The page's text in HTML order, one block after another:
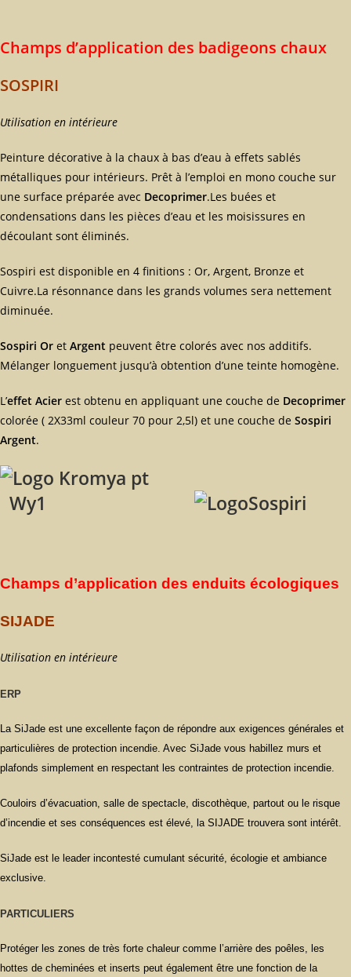
Champs d’application des badigeons chaux
SOSPIRI
Utilisation en intérieure
Peinture décorative à la chaux à bas d’eau à effets sablés
métalliques pour intérieurs. Prêt à l’emploi en mono couche sur
une surface préparée avec Decoprimer.Les buées et
condensations dans les pièces d’eau et les moisissures en
découlant sont éliminés.
Sospiri est disponible en 4 finitions : Or, Argent, Bronze et
Cuivre.La résonnance dans les grands volumes sera nettement
diminuée.
Sospiri Or et Argent peuvent être colorés avec nos additifs.
Mélanger longuement jusqu’à obtention d’une teinte homogène.
L’effet Acier est obtenu en appliquant une couche de Decoprimer
colorée ( 2X33ml couleur 70 pour 2,5l) et une couche de Sospiri
Argent.
Wy1
Champs d’application des enduits écologiques
SIJADE
Utilisation en intérieure
ERP
La SiJade est une excellente façon de répondre aux exigences générales et
particulières de protection incendie. Avec SiJade vous habillez murs et
plafonds simplement en respectant les contraintes de protection incendie.
Couloirs d’évacuation, salle de spectacle, discothèque, partout ou le risque
d’incendie et ses conséquences est élevé, la SIJADE trouvera sont intérêt.
SiJade est le leader incontesté cumulant sécurité, écologie et ambiance
exclusive.
PARTICULIERS
Protéger les zones de très forte chaleur comme l’arrière des poêles, les
hottes de cheminées et inserts peut également être une fonction de la